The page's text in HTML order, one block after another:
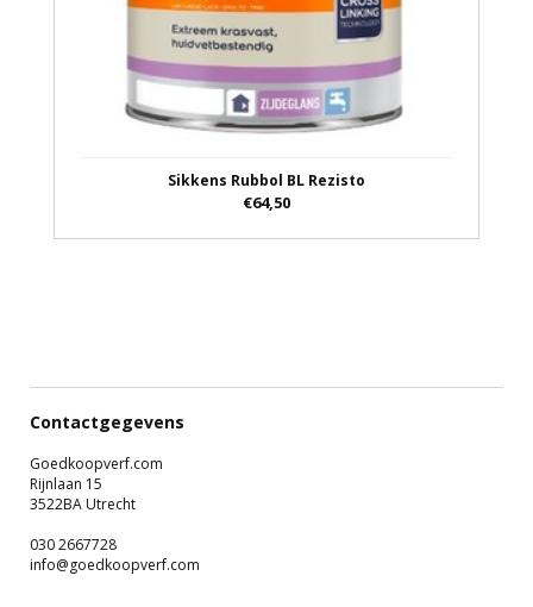
Sikkens Rubbol BL Rezisto
€64,50
Contactgegevens
Goedkoopverf.com
Rijnlaan 15
3522BA Utrecht
030 2667728
info@goedkoopverf.com